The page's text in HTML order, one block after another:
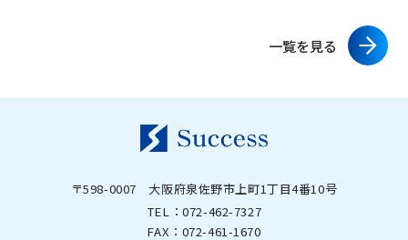
一覧を見る
〒598-0007 大阪府泉佐野市上町1丁目4番10号
TEL：072-462-7327
FAX：072-461-1670